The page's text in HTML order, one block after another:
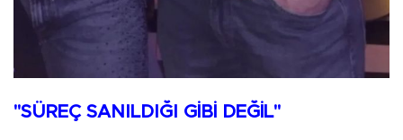
"SÜREÇ SANILDIĞI GİBİ DEĞİL"